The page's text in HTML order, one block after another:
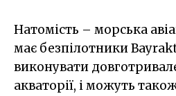
Натомість – морська
має безпілотники
виконувати
акваторії, і можуть